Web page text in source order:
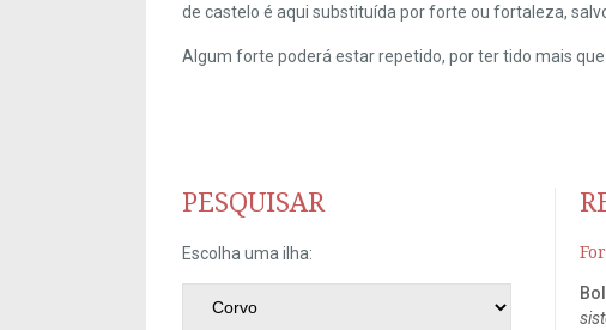
de castelo é aqui substituída por forte ou fortaleza,
Algum forte poderá estar repetido, por ter tido mais que
PESQUISAR
Escolha uma ilha: